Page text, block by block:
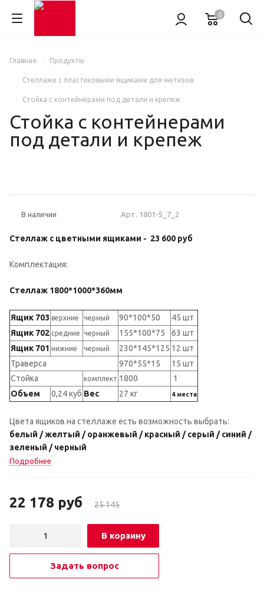
0
Главная Продукты
Стеллажи с пластиковыми ящиками для метизов
Стойка с контейнерами под детали и крепеж
Стойка с контейнерами
под детали и крепеж
В наличии Арт. 1801-5_7_2
Стеллаж с цветными ящиками - 23 600 руб
Комплектация:
Стеллаж 1800*1000*360мм
Ящик 703 верхние черный 90*100*50
45 шт
Ящик 702 средние черный 155*100*75
63 шт
Ящик 701 нижние черный 230*145*125 12 шт
Траверса
970*55*15
15 шт
Стойка
комплект 1800
1
Объем
0,24 куб Вес 27 кг 4 места
Цвета ящиков на стеллаже есть возможность выбрать:
белый / желтый / оранжевый / красный / серый / синий /
зеленый / черный
Подробнее
22 178 руб 25 145
В корзину
Задать вопрос